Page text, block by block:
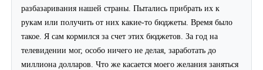
разбазаривания нашей страны. Пытались прибрать их к
рукам или получить от них какие-то бюджеты. Время было
такое. Я сам кормился за счет этих бюджетов. За год на
телевидении мог, особо ничего не делая, заработать до
миллиона долларов. Что же касается моего желания заняться